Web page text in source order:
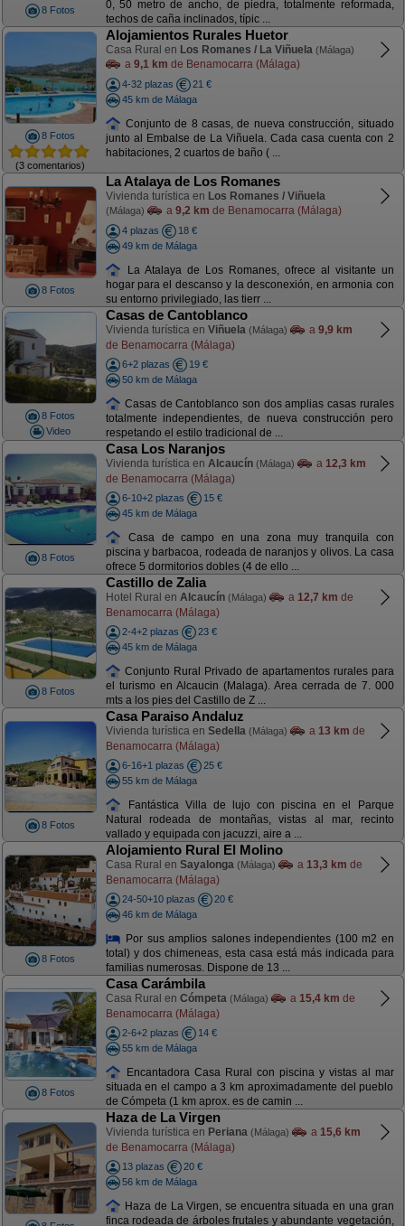
8 Fotos
0, 50 metro de ancho, de piedra, totalmente reformada,
techos de caña inclinados, típic ...
8 Fotos
(3 comentarios)
Alojamientos Rurales Huetor
Casa Rural en Los Romanes / La Viñuela (Málaga)
a 9,1 km de Benamocarra (Málaga)
4-32 plazas
21 €
45 km de Málaga
Conjunto de 8 casas, de nueva construcción, situado
junto al Embalse de La Viñuela. Cada casa cuenta con 2
habitaciones, 2 cuartos de baño ( ...
8 Fotos
La Atalaya de Los Romanes
Vivienda turística en Los Romanes / Viñuela
(Málaga) a 9,2 km de Benamocarra (Málaga)
4 plazas
18 €
49 km de Málaga
La Atalaya de Los Romanes, ofrece al visitante un
hogar para el descanso y la desconexión, en armonia con
su entorno privilegiado, las tierr ...
8 Fotos
Video
Casas de Cantoblanco
Vivienda turística en Viñuela (Málaga) a 9,9 km
de Benamocarra (Málaga)
6+2 plazas
19 €
50 km de Málaga
Casas de Cantoblanco son dos amplias casas rurales
totalmente independientes, de nueva construcción pero
respetando el estilo tradicional de ...
8 Fotos
Casa Los Naranjos
Vivienda turística en Alcaucín (Málaga) a 12,3 km
de Benamocarra (Málaga)
6-10+2 plazas
15 €
45 km de Málaga
Casa de campo en una zona muy tranquila con
piscina y barbacoa, rodeada de naranjos y olivos. La casa
ofrece 5 dormitorios dobles (4 de ello ...
8 Fotos
Castillo de Zalia
Hotel Rural en Alcaucín (Málaga) a 12,7 km de
Benamocarra (Málaga)
2-4+2 plazas
23 €
45 km de Málaga
Conjunto Rural Privado de apartamentos rurales para
el turismo en Alcaucin (Malaga). Area cerrada de 7. 000
mts a los pies del Castillo de Z ...
8 Fotos
Casa Paraiso Andaluz
Vivienda turística en Sedella (Málaga) a 13 km de
Benamocarra (Málaga)
6-16+1 plazas
25 €
55 km de Málaga
Fantástica Villa de lujo con piscina en el Parque
Natural rodeada de montañas, vistas al mar, recinto
vallado y equipada con jacuzzi, aire a ...
8 Fotos
Alojamiento Rural El Molino
Casa Rural en Sayalonga (Málaga) a 13,3 km de
Benamocarra (Málaga)
24-50+10 plazas
20 €
46 km de Málaga
Por sus amplios salones independientes (100 m2 en
total) y dos chimeneas, esta casa está más indicada para
familias numerosas. Dispone de 13 ...
8 Fotos
Casa Carámbila
Casa Rural en Cómpeta (Málaga) a 15,4 km de
Benamocarra (Málaga)
2-6+2 plazas
14 €
55 km de Málaga
Encantadora Casa Rural con piscina y vistas al mar
situada en el campo a 3 km aproximadamente del pueblo
de Cómpeta (1 km aprox. es de camin ...
Haza de La Virgen
Vivienda turística en Periana (Málaga) a 15,6 km
de Benamocarra (Málaga)
13 plazas
20 €
56 km de Málaga
Haza de La Virgen, se encuentra situada en una gran
finca rodeada de árboles frutales y abundante vegetación,